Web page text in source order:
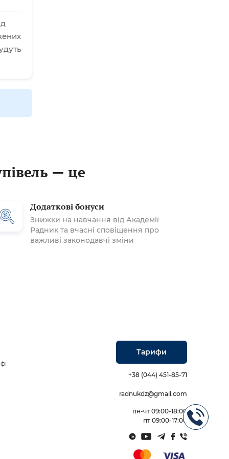
— це
Додаткові бонуси
Знижки на навчання від Академії
Радник та вчасні сповіщення про
важливі законодавчі зміни
Тарифи
+38 (044) 451-85-71
radnukdz@gmail.com
пн-чт 09:00-18:00
пт 09:00-17:00